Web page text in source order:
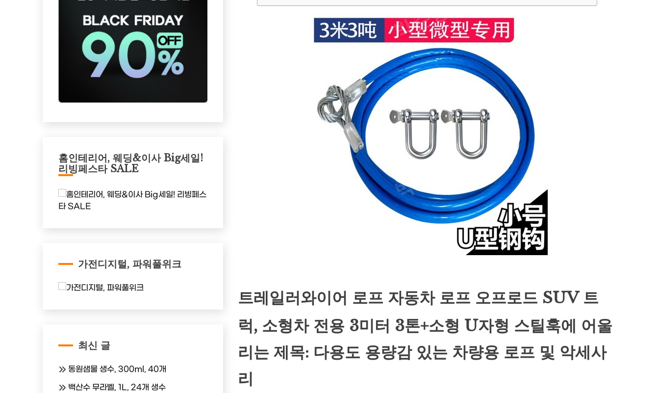
트레일러와이어 로프 자동차 로프 오프로드 SUV 트
럭, 소형차 전용 3미터 3톤+소형 U자형 스틸훅에 어울
리는 제목: 다용도 용량감 있는 차량용 로프 및 악세사
리
홈인테리어, 웨딩&이사 Big세일!
리빙페스타 SALE
가전디지털, 파워풀위크
최신 글
동원샘물 생수, 300ml, 40개
백산수 무라벨, 1L, 24개 생수